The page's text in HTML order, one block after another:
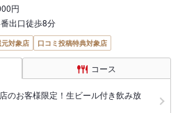
円
出口徒歩8分
元対象店 口コミ投稿特典対象店
コース
のお客様限定！生ビール付き飲み放